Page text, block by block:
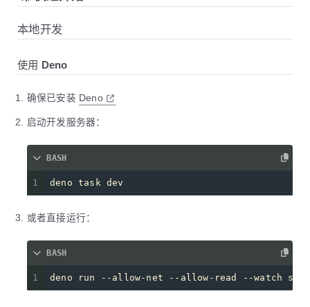
本地开发
使用 Deno
确保已安装 Deno
启动开发服务器：
BASH
1 deno task dev
或者直接运行：
BASH
1 deno run --allow-net --allow-read --watch